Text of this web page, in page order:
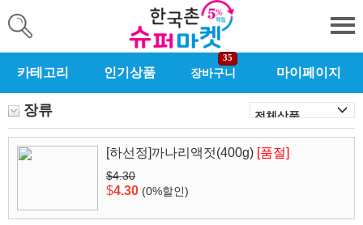
카테고리 인기상품 장바구니
35
마이페이지
장류
[하선정]까나리액젓(400g) [품절]
$4.30
$4.30 (0%할인)